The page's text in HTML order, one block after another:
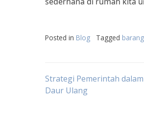
Posted in Blog Tagged
Post
Strategi Pemerintah
Daur Ulang